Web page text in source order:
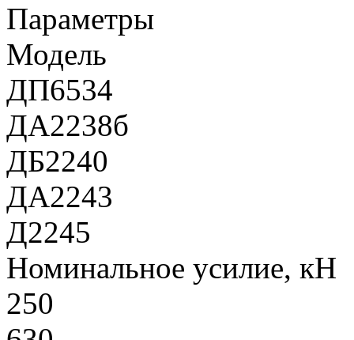
Параметры
Модель
ДП6534
ДА2238б
ДБ2240
ДА2243
Д2245
Номинальное усилие, кН
250